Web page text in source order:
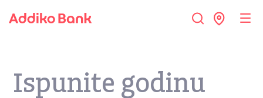
Ispunite godinu